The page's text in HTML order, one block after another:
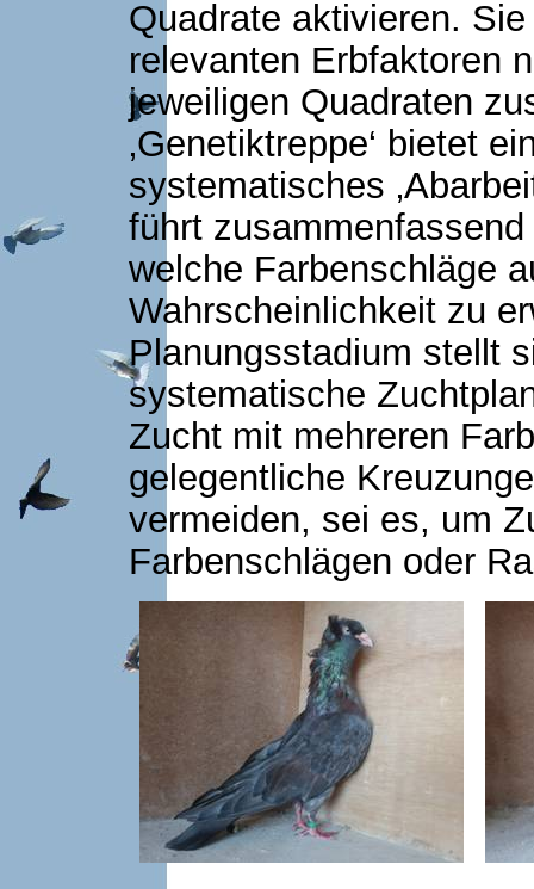
Quadrate aktivieren.
relevanten Erbfaktoren
jeweiligen Quadraten
‚Genetiktreppe‘ bietet
systematisches
führt
welche Farbenschläge
Wahrscheinlichkeit zu
Planungsstadium stellt
systematische
Zucht mit mehreren
gelegentliche
vermeiden, sei es, um
Farbenschlägen oder